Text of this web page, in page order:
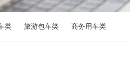
类 旅游包车类 商务用车类